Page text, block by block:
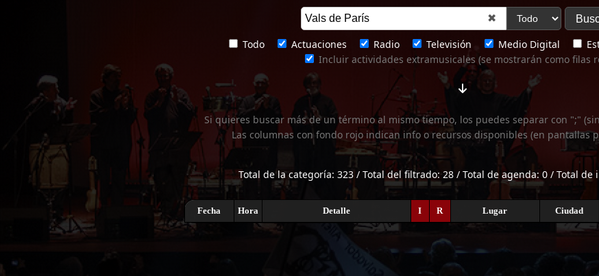
✖
Todo Actuaciones Radio Televisión Medio Digital
Incluir actividades extramusicales (se mostrarán como filas
Si quieres buscar más de un término al mismo tiempo, los puedes separar con ";"
Las columnas con fondo rojo indican info o recursos disponibles (en pantallas
Total de la categoría: 323 / Total del filtrado: 28 / Total de agenda: 0 / Total de
Fecha Hora Detalle I R Lugar Ciudad